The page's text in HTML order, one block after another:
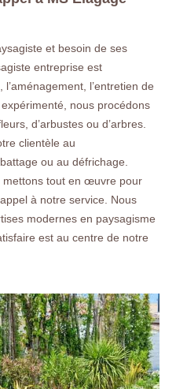
et besoin de ses
entreprise est
l’entretien de
nous procédons
d’arbustes ou d’arbres.
clientèle au
ou au défrichage.
mettons tout en œuvre pour
à notre service. Nous
modernes en paysagisme
est au centre de notre